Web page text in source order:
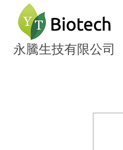
騰生技有限公司